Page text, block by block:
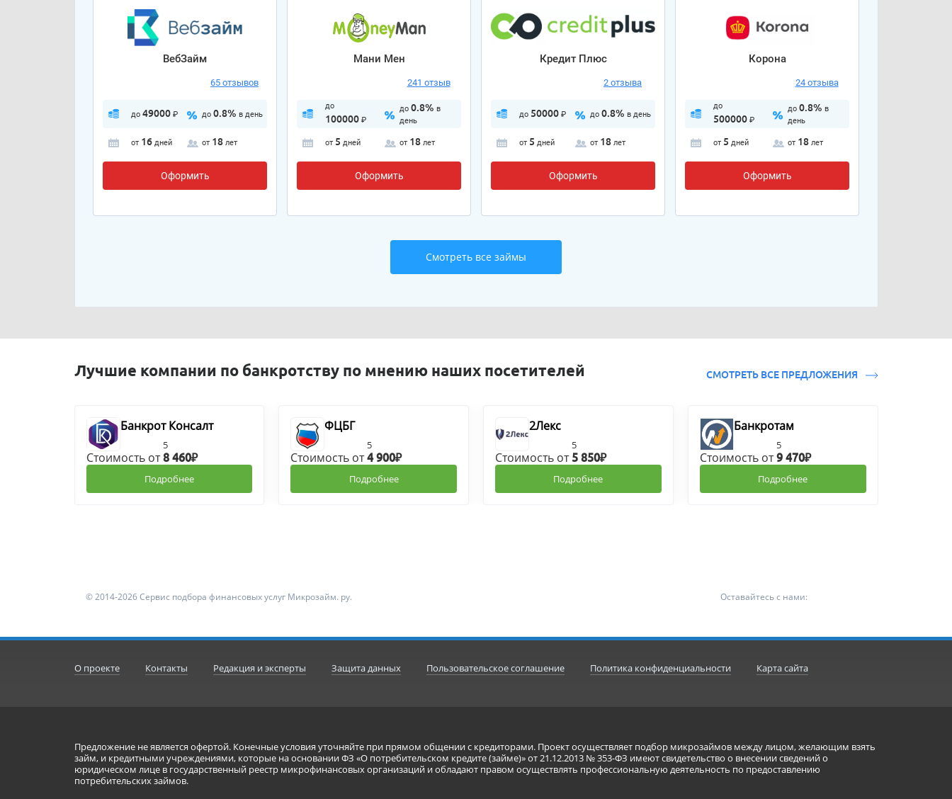
ВебЗайм
65 отзывов
до 49000₽ до 0.8% в день
от 16 дней от 18 лет
Оформить
Мани Мен
241 отзыв
до
100000₽
до 0.8% в
день
от 5 дней от 18 лет
Оформить
Кредит Плюс
2 отзыва
до 50000₽ до 0.8% в день
от 5 дней от 18 лет
Оформить
Корона
24 отзыва
до
500000₽
до 0.8% в
день
от 5 дней от 18 лет
Оформить
Смотреть все займы
Лучшие компании по банкротству по мнению наших посетителей СМОТРЕТЬ ВСЕ ПРЕДЛОЖЕНИЯ
Банкрот Консалт
5
Стоимость от8 460₽
Подробнее
ФЦБГ
5
Стоимость от4 900₽
Подробнее
2Лекс
5
Стоимость от 5 850₽
Подробнее
Банкротам
5
Стоимость от9 470₽
Подробнее
© 2014-2026 Сервис подбора финансовых услуг Микрозайм. ру. Оставайтесь с нами:
О проекте Контакты Редакция и эксперты Защита данных Пользовательское соглашение Политика конфиденциальности Карта сайта
Предложение не является офертой. Конечные условия уточняйте при прямом общении с кредиторами. Проект осуществляет подбор микрозаймов между лицом, желающим взять
займ, и кредитными учреждениями, которые на основании ФЗ «О потребительском кредите (займе)» от 21.12.2013 № 353-ФЗ имеют свидетельство о внесении сведений о
юридическом лице в государственный реестр микрофинансовых организаций и обладают правом осуществлять профессиональную деятельность по предоставлению
потребительских займов.